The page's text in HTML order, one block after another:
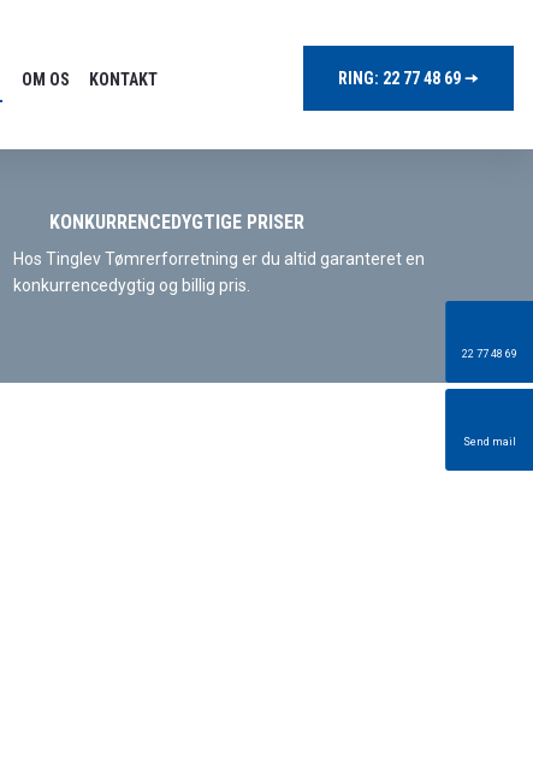
22 77 48 69
Send mail
OM OS KONTAKT RING: 22 77 48 69 ​​🠦​
KONKURRENCEDYGTIGE PRISER
Hos Tinglev Tømrerforretning er du altid garanteret en
konkurrencedygtig og billig pris.